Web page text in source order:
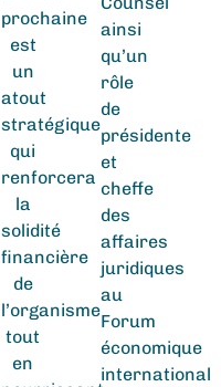
prochaine
est
un
atout
stratégique
qui
renforcera
la
solidité
financière
de
l’organisme
tout
en
ainsi
qu’un
rôle
de
présidente
et
cheffe
des
affaires
juridiques
au
Forum
économique
international